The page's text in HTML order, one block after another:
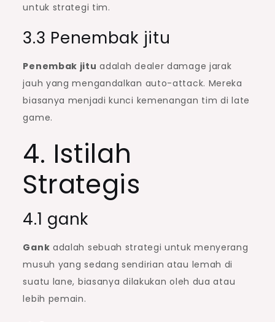
untuk strategi tim.
3.3 Penembak jitu
Penembak jitu adalah dealer damage jarak
jauh yang mengandalkan auto-attack. Mereka
biasanya menjadi kunci kemenangan tim di late
game.
4. Istilah
Strategis
4.1 gank
Gank adalah sebuah strategi untuk menyerang
musuh yang sedang sendirian atau lemah di
suatu lane, biasanya dilakukan oleh dua atau
lebih pemain.